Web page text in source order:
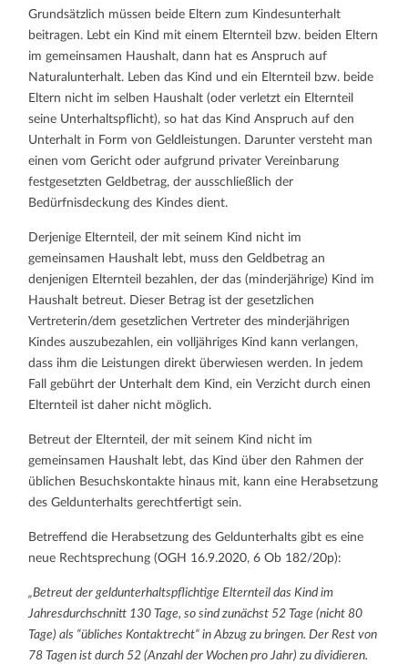
BEIM
KINDESUNTERHALT
Grundsätzlich müssen beide Eltern zum Kindesunterhalt
beitragen. Lebt ein Kind mit einem Elternteil bzw. beiden Eltern
im gemeinsamen Haushalt, dann hat es Anspruch auf
Naturalunterhalt. Leben das Kind und ein Elternteil bzw. beide
Eltern nicht im selben Haushalt (oder verletzt ein Elternteil
seine Unterhaltspflicht), so hat das Kind Anspruch auf den
Unterhalt in Form von Geldleistungen. Darunter versteht man
einen vom Gericht oder aufgrund privater Vereinbarung
festgesetzten Geldbetrag, der ausschließlich der
Bedürfnisdeckung des Kindes dient.
Derjenige Elternteil, der mit seinem Kind nicht im
gemeinsamen Haushalt lebt, muss den Geldbetrag an
denjenigen Elternteil bezahlen, der das (minderjährige) Kind im
Haushalt betreut. Dieser Betrag ist der gesetzlichen
Vertreterin/dem gesetzlichen Vertreter des minderjährigen
Kindes auszubezahlen, ein volljähriges Kind kann verlangen,
dass ihm die Leistungen direkt überwiesen werden. In jedem
Fall gebührt der Unterhalt dem Kind, ein Verzicht durch einen
Elternteil ist daher nicht möglich.
Betreut der Elternteil, der mit seinem Kind nicht im
gemeinsamen Haushalt lebt, das Kind über den Rahmen der
üblichen Besuchskontakte hinaus mit, kann eine Herabsetzung
des Geldunterhalts gerechtfertigt sein.
Betreffend die Herabsetzung des Geldunterhalts gibt es eine
neue Rechtsprechung (OGH 16.9.2020, 6 Ob 182/20p):
„Betreut der geldunterhaltspflichtige Elternteil das Kind im
Jahresdurchschnitt 130 Tage, so sind zunächst 52 Tage (nicht 80
Tage) als “übliches Kontaktrecht“ in Abzug zu bringen. Der Rest von
78 Tagen ist durch 52 (Anzahl der Wochen pro Jahr) zu dividieren.